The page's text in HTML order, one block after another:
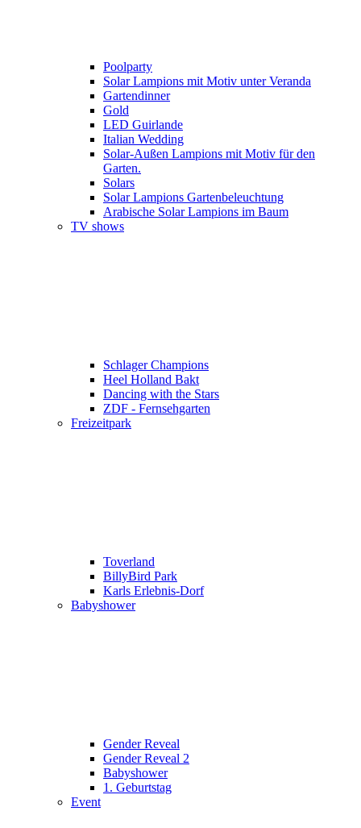
Poolparty
Solar Lampions mit Motiv unter Veranda
Gartendinner
Gold
LED Guirlande
Italian Wedding
Solar-Außen Lampions mit Motiv für den
Garten.
Solars
Solar Lampions Gartenbeleuchtung
Arabische Solar Lampions im Baum
TV shows
Schlager Champions
Heel Holland Bakt
Dancing with the Stars
ZDF - Fernsehgarten
Freizeitpark
Toverland
BillyBird Park
Karls Erlebnis-Dorf
Babyshower
Gender Reveal
Gender Reveal 2
Babyshower
1. Geburtstag
Event